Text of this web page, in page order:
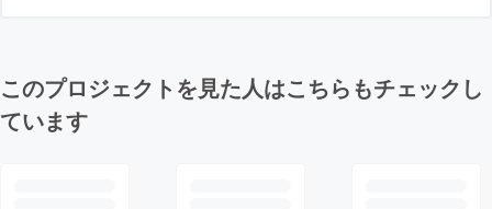
このプロジェクトを見た人はこちらもチェックし
ています